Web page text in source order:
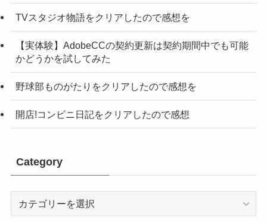
TVスタジオ物語をクリアしたので感想を
【実体験】AdobeCCの契約更新は契約期間中でも可能
かどうかを試してみた
野球部ものがたりをクリアしたので感想を
開店!コンビニ日記をクリアしたので感想
Category
Category